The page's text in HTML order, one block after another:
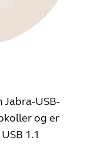
USB-
og er
1.1